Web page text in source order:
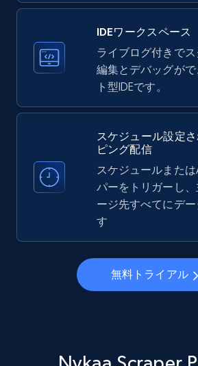
ID, Name, Country code,
33.6K+ 3.5K+ 無料
Instagram - Profiles
Account, Fbid, ID, Followers, Posts
business account, Is professional
verified, and more.
IDEワークスペース
ライブログ付きで
編集とデバッグが
ト型IDEです。
スケジュール設定
ピング配信
スケジュールまたは
パーをトリガーし
ージ先すべてにデ
す
無料トライアル